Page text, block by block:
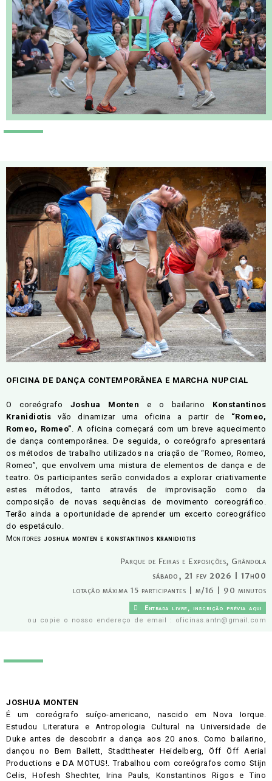
OFICINA DE DANÇA CONTEMPORÂNEA E MARCHA NUPCIAL
O coreógrafo Joshua Monten e o bailarino Konstantinos
Kranidiotis vão dinamizar uma oficina a partir de “Romeo,
Romeo, Romeo” . A oficina começará com um breve aquecimento
de dança contemporânea. De seguida, o coreógrafo apresentará
os métodos de trabalho utilizados na criação de “Romeo, Romeo,
Romeo”, que envolvem uma mistura de elementos de dança e de
teatro. Os participantes serão convidados a explorar criativamente
estes métodos, tanto através de improvisação como da
composição de novas sequências de movimento coreográfico.
Terão ainda a oportunidade de aprender um excerto coreográfico
do espetáculo.
Monitores joshua monten e konstantinos kranidiotis
Parque de Feiras e Exposições, Grândola
sábado, 21 fev 2026 | 17h00
lotação máxima 15 participantes | m/16 | 90 minutos
Entrada livre, inscrição prévia aqui
ou copie o nosso endereço de email : oficinas.antn@gmail.com
JOSHUA MONTEN
É um coreógrafo suíço-americano, nascido em Nova Iorque.
Estudou Literatura e Antropologia Cultural na Universidade de
Duke antes de descobrir a dança aos 20 anos. Como bailarino,
dançou no Bern Ballett, Stadttheater Heidelberg, Öff Öff Aerial
Productions e DA MOTUS!. Trabalhou com coreógrafos como Stijn
Celis, Hofesh Shechter, Irina Pauls, Konstantinos Rigos e Tino